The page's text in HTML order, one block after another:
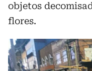
objetos
flores.